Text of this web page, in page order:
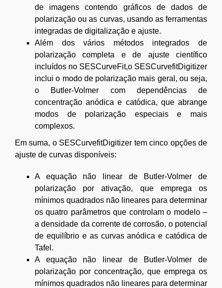
de imagens contendo gráficos de dados de
polarização ou as curvas, usando as ferramentas
integradas de digitalização e ajuste.
Além dos vários métodos integrados de
polarização completa e de ajuste científico
incluídos no SESCurveFit,o SESCurvefitDigitizer
inclui o modo de polarização mais geral, ou seja,
o Butler-Volmer com dependências de
concentração anódica e catódica, que abrange
modos de polarização especiais e mais
complexos.
Em suma, o SESCurvefitDigitizer tem cinco opções de
ajuste de curvas disponíveis:
A equação não linear de Butler-Volmer de
polarização por ativação, que emprega os
mínimos quadrados não lineares para determinar
os quatro parâmetros que controlam o modelo –
a densidade da corrente de corrosão, o potencial
de equilíbrio e as curvas anódica e catódica de
Tafel.
A equação não linear de Butler-Volmer de
polarização por concentração, que emprega os
mínimos quadrados não lineares para determinar